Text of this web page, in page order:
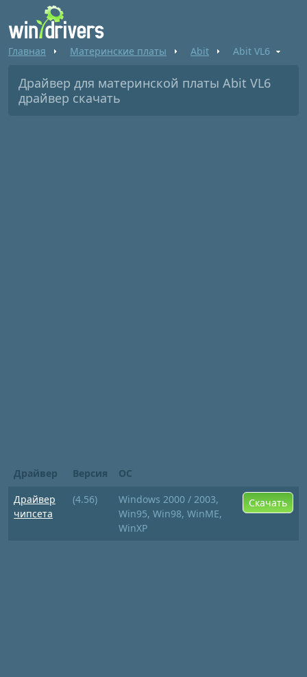
Главная Материнские платы Abit Abit VL6
Драйвер для материнской платы Abit VL6
драйвер скачать
Драйвер Версия
ОС
Драйвер
чипсета
(4.56)
Windows 2000 / 2003,
Win95, Win98, WinME,
WinXP
Скачать